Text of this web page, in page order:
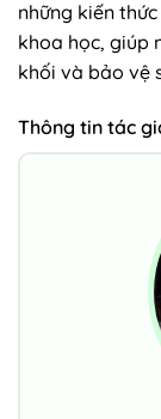
những kiến
khoa học, giúp
khối và bảo vệ
Thông tin tác